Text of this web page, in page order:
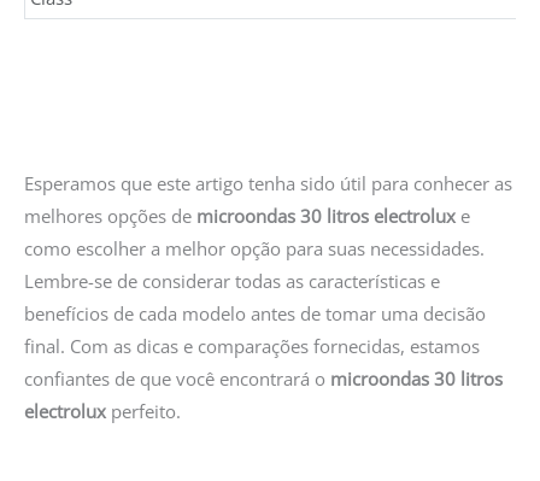
Esperamos que este artigo tenha sido útil para conhecer as
melhores opções de microondas 30 litros electrolux e
como escolher a melhor opção para suas necessidades.
Lembre-se de considerar todas as características e
benefícios de cada modelo antes de tomar uma decisão
final. Com as dicas e comparações fornecidas, estamos
confiantes de que você encontrará o microondas 30 litros
electrolux perfeito.